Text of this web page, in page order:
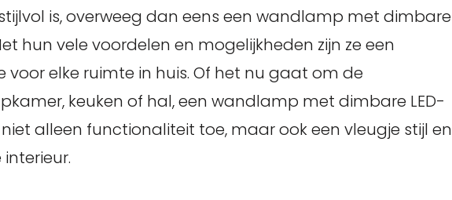
is, overweeg dan eens een wandlamp met dimbare
hun vele voordelen en mogelijkheden zijn ze een
voor elke ruimte in huis. Of het nu gaat om de
keuken of hal, een wandlamp met dimbare LED-
alleen functionaliteit toe, maar ook een vleugje stijl en